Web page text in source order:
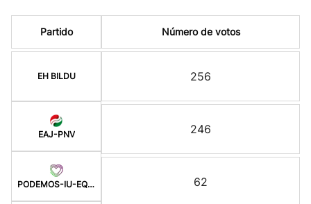
Partido
EH BILDU
EAJ-PNV
PODEMOS-IU-EQUO BERD
Número de votos
256
246
62